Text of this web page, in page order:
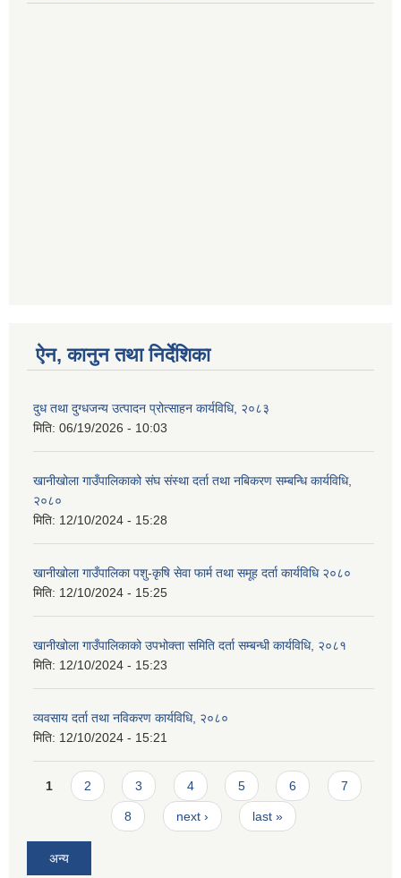
ऐन, कानुन तथा निर्देशिका
दुध तथा दुग्धजन्य उत्पादन प्रोत्साहन कार्यविधि, २०८३
मिति: 06/19/2026 - 10:03
खानीखोला गाउँपालिकाको संघ संस्था दर्ता तथा नबिकरण सम्बन्धि कार्यविधि,
२०८०
मिति: 12/10/2024 - 15:28
खानीखोला गाउँपालिका पशु-कृषि सेवा फार्म तथा समूह दर्ता कार्यविधि २०८०
मिति: 12/10/2024 - 15:25
खानीखोला गाउँपालिकाको उपभोक्ता समिति दर्ता सम्बन्धी कार्यविधि, २०८१
मिति: 12/10/2024 - 15:23
व्यवसाय दर्ता तथा नविकरण कार्यविधि, २०८०
मिति: 12/10/2024 - 15:21
Pages
1 2 3 4 5 6 7
8 next › last »
अन्य